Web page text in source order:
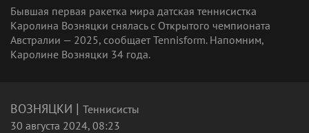
Бывшая первая ракетка мира датская теннисистка
Каролина Возняцки снялась с Открытого чемпионата
Австралии — 2025, сообщает Tennisform. Напомним,
Каролине Возняцки 34 года.
ВОЗНЯЦКИ | Теннисисты
30 августа 2024, 08:23